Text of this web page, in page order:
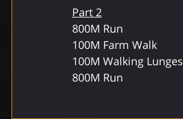
Part 2
800M Run
100M Farm Walk
100M Walking Lunges
800M Run